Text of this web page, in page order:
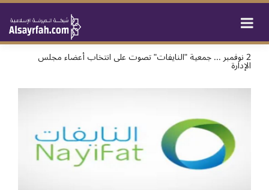
2 نوفمبر ... جمعية "النايفات" تصوت على انتخاب أعضاء مجلس
الإدارة